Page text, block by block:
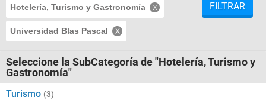
Hotelería, Turismo y Gastronomía
Universidad Blas Pascal
FILTRAR
Seleccione la SubCategoría de "Hotelería, Turismo y
Gastronomía"
Turismo (3)